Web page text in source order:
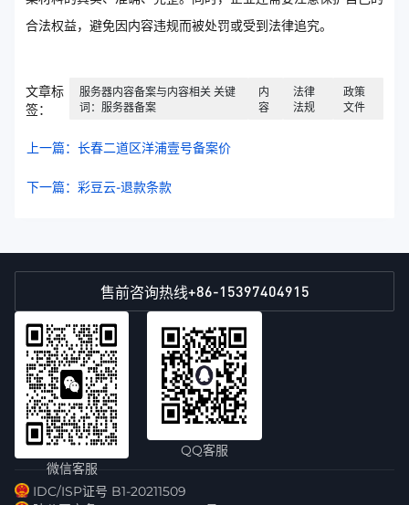
合法权益，避免因内容违规而被处罚或受到法律追究。
文章标
签：
服务器内容备案与内容相关 关键
词：服务器备案
内
容
法律
法规
政策
文件
上一篇：长春二道区洋浦壹号备案价
下一篇：彩豆云-退款条款
售前咨询热线+86-15397404915
微信客服
QQ客服
IDC/ISP证号 B1-20211509